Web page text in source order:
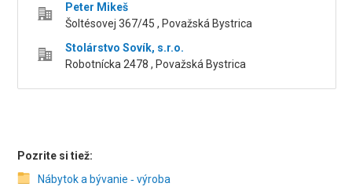
Peter Mikeš
Šoltésovej 367/45 , Považská Bystrica
Stolárstvo Sovík, s.r.o.
Robotnícka 2478 , Považská Bystrica
Pozrite si tiež:
Nábytok a bývanie ‑ výroba